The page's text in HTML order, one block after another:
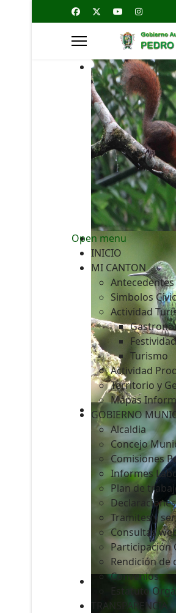
Open menu
INICIO
MI CANTON
Simbolos
Actividad
Turismo
Actividad
Territorio y
Mapas
GOBIERNO
Alcaldia
Concejo
Comisiones
Informes
Plan de
Tramites y
Consultas
Participación
Rendición de
Convenios
Estatuto
TRANSPARENCIA